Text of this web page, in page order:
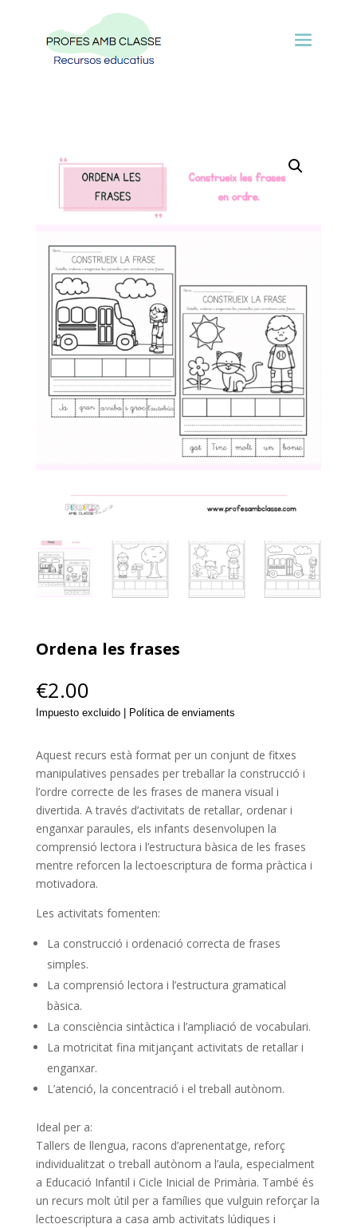
Ordena les frases
€2.00
Impuesto excluido | Política de enviaments
Aquest recurs està format per un conjunt de fitxes
manipulatives pensades per treballar la construcció i
l’ordre correcte de les frases de manera visual i
divertida. A través d’activitats de retallar, ordenar i
enganxar paraules, els infants desenvolupen la
comprensió lectora i l’estructura bàsica de les frases
mentre reforcen la lectoescriptura de forma pràctica i
motivadora.
Les activitats fomenten:
La construcció i ordenació correcta de frases
simples.
La comprensió lectora i l’estructura gramatical
bàsica.
La consciència sintàctica i l’ampliació de vocabulari.
La motricitat fina mitjançant activitats de retallar i
enganxar.
L’atenció, la concentració i el treball autònom.
Ideal per a:
Tallers de llengua, racons d’aprenentatge, reforç
individualitzat o treball autònom a l’aula, especialment
a Educació Infantil i Cicle Inicial de Primària. També és
un recurs molt útil per a famílies que vulguin reforçar la
lectoescriptura a casa amb activitats lúdiques i